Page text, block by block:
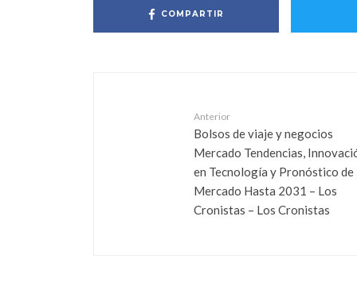
COMPARTIR
Anterior
Bolsos de viaje y negocios
Mercado Tendencias,
en Tecnología y Pronóstico de
Mercado Hasta 2031 – Los
Cronistas – Los Cronistas